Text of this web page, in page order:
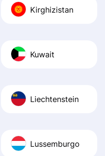
Kirghizistan
Kuwait
Liechtenstein
Lussemburgo